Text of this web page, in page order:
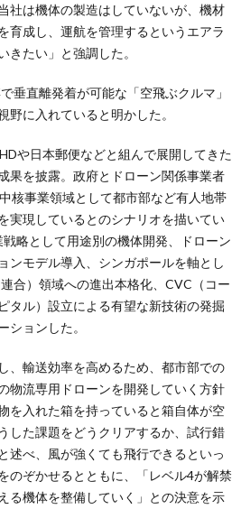
社は機体の製造はしていないが、機材
育成し、運航を管理するというエアラ
きたい」と強調した。
垂直離発着が可能な「空飛ぶクルマ」
野に入れていると明かした。
や日本郵便などと組んで展開してきた
果を披露。政府とドローン関係事業者
核事業領域として都市部など有人地帯
実現しているとのシナリオを描いてい
略として用途別の機体開発、ドローン
ンモデル導入、シンガポールを軸とし
合）領域への進出本格化、CVC（コー
タル）設立による有望な新技術の発掘
ションした。
、輸送効率を高めるため、都市部での
物流専用ドローンを開発していく方針
を入れた箱を持っていると箱自体が空
した課題をどうクリアするか、試行錯
述べ、風が強くても飛行できるといっ
のぞかせるとともに、「レベル4が解禁
る機体を整備していく」との決意を示